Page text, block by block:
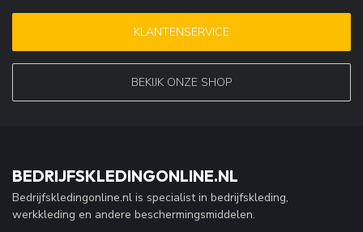
KLANTENSERVICE
BEKIJK ONZE SHOP
BEDRIJFSKLEDINGONLINE.NL
Bedrijfskledingonline.nl is specialist in bedrijfskleding,
werkkleding en andere beschermingsmiddelen.